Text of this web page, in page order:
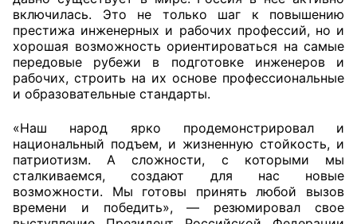
включилась. Это не только шаг к повышению
престижа инженерных и рабочих профессий, но и
хорошая возможность ориентироваться на самые
передовые рубежи в подготовке инженеров и
рабочих, строить на их основе профессиональные
и образовательные стандарты.
«Наш народ ярко продемонстрировал и
национальный подъем, и жизненную стойкость, и
патриотизм. А сложности, с которыми мы
сталкиваемся, создают для нас новые
возможности. Мы готовы принять любой вызов
времени и победить», — резюмировал свое